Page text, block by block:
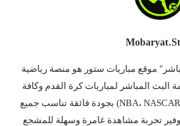
موقع مباريات ستور هو منصة رياضية
المباشر لمباريات كرة القدم وكافة
الأحداث الرياضية الكبرى (NBA، NASCAR، NFL) بجودة فائقة تناسب جميع
تجربة مشاهدة غامرة وسهلة للمشجع